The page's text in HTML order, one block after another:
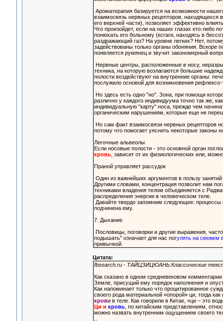
Ароматерапия базируется на возможности
взаимосвязь нервных рецепторов, находящихся
его верхней части), позволяет эффективно
Что произойдет, если на наших глазах кто-либо
понюхать его больному (ксгаги, находясь в
раздражающий газ? На уровне легких? Нет,
задействованы только органы обоняния. Вскоре
появляется румянец и звучит закономерный
Нервные центры, расположенные в носу,
техника, на которую возлагаются большие
полости воздействуют на внутренние органы:
послужило основой для возникновения рефлексо-
Но здесь есть одно "но". Зона, при помощи
различно у каждого индивидуума точно так же,
индивидуальную "карту" носа, прежде чем
органическим нарушениям, которые еще не
Но сам факт взаимосвязи нервных рецепторов
потому что помогает уяснить некоторые законы
Легочные альвеолы
Если носовые полости - это основной орган
кровь, зависит от их физиологических или,
Праной управляет рассудок
Один из важнейших аргументов в пользу
Другими словами, концентрация позволит нам
техниками владения телом объединяется с
распределения энергии в человеческом теле.
Давайте твердо запомним следующее:
подчинена ему.
7. Дыхание
Пословицы, поговорки и другие выражения,
подышать" означает для нас погулять на свежем
привычкой.
Цитата:
fbsearch.ru - ТАЙЦЗИЦЮАНЬ:Классические
Как сказано в одном средневековом
Земле, присущий ему порядок наполнения и
Как напоминает только что процитированное
своего рода материальной «опорой» ци, тогда
крови в теле. Как говорили в Китае, «ци – это
Ци и кровь, по китайским представлениям,
можно назвать внутренним ощущением своего